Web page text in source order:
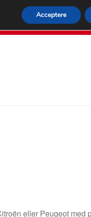
FEDEX
80 82
eller Peugeot med
Acceptere